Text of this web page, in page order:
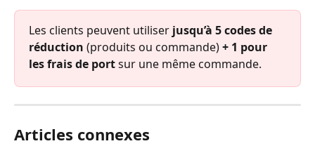
Les clients peuvent utiliser jusqu’à 5 codes de
réduction (produits ou commande) + 1 pour
les frais de port sur une même commande.
Articles connexes